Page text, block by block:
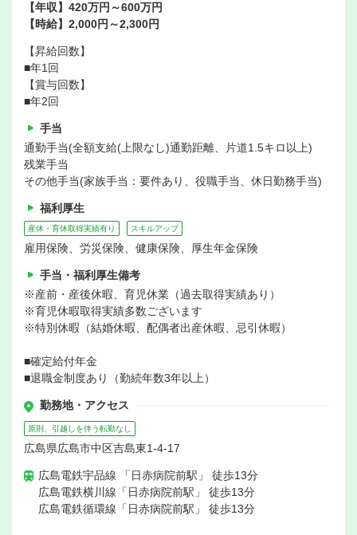
【年収】420万円～600万円
【時給】2,000円～2,300円
【昇給回数】
■年1回
【賞与回数】
■年2回
手当
通勤手当(全額支給(上限なし)通勤距離、片道1.5キロ以上)
残業手当
その他手当(家族手当：要件あり、役職手当、休日勤務手当)
福利厚生
産休・育休取得実績有り スキルアップ
雇用保険、労災保険、健康保険、厚生年金保険
手当・福利厚生備考
※産前・産後休暇、育児休業（過去取得実績あり）
※育児休暇取得実績多数ございます
※特別休暇（結婚休暇、配偶者出産休暇、忌引休暇）
■確定給付年金
■退職金制度あり（勤続年数3年以上）
勤務地・アクセス
原則、引越しを伴う転勤なし
広島県広島市中区吉島東1-4-17
広島電鉄宇品線 「日赤病院前駅」 徒歩13分
広島電鉄横川線「日赤病院前駅」 徒歩13分
広島電鉄循環線「日赤病院前駅」 徒歩13分